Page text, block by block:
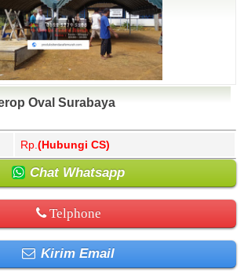
Oval Surabaya
Rp. (Hubungi CS)
Chat Whatsapp
Telphone
Kirim Email